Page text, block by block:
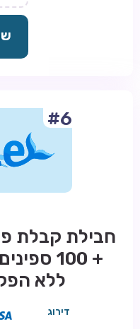
#6
ללא
דירוג